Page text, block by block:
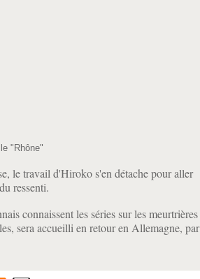
"Rhône"
le travail d'Hiroko s'en détache pour aller
ressenti.
connaissent les séries sur les meurtrières
sera accueilli en retour en Allemagne, par